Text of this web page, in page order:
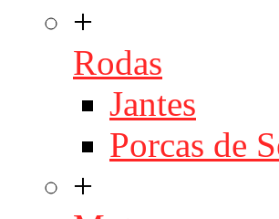
+
Rodas
Jantes
Porcas de
+